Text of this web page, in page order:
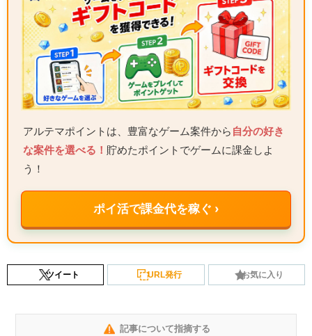
アルテマポイントは、豊富なゲーム案件から 自分の好き
な案件を選べる！ 貯めたポイントでゲームに課金しよ
う！
ポイ活で課金代を稼ぐ ›
ツイート URL発行 お気に入り
記事について指摘する